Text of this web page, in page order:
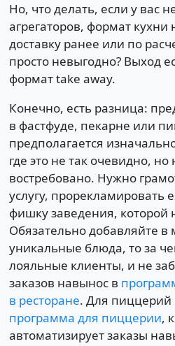
Но, что делать, если у вас
агрегаторов, формат кухни
доставку ранее или по
просто невыгодно? Выход
формат take away.
Конечно, есть разница:
в фастфуде, пекарне или
предполагается
где это не так очевидно,
востребовано. Нужно
услугу, прорекламировать
фишку заведения, которой
Обязательно добавляйте
уникальные блюда, то за
лояльные клиенты, и не
заказов навынос в
в ресторане. Для пиццерий
программа для пиццерии,
автоматизирует заказы